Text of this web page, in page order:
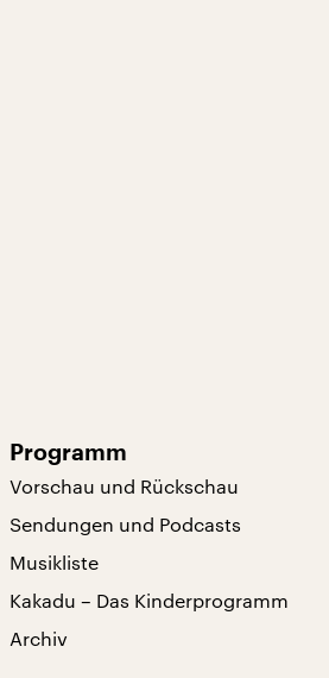
Programm
Vorschau und Rückschau
Sendungen und Podcasts
Musikliste
Kakadu – Das Kinderprogramm
Archiv